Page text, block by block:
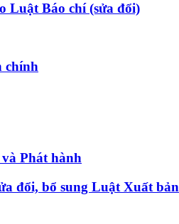
Luật Báo chí (sửa đổi)
chính
Phát hành
đổi, bổ sung Luật Xuất bản